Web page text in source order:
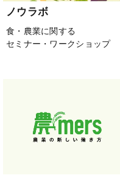
ノウラボ
食・農業に関する
セミナー・ワークショップ